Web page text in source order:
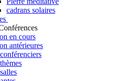
cadrans solaires
en cours
antérieures